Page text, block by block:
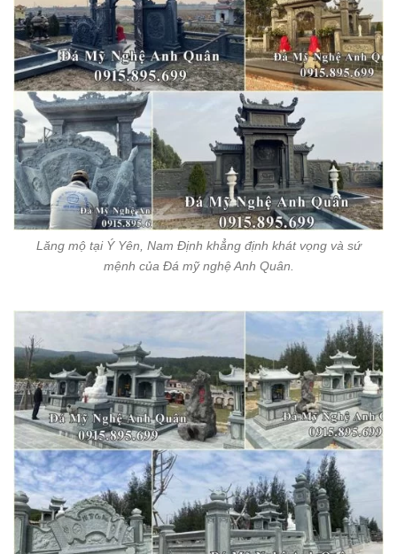
Lăng mộ tại Ý Yên, Nam Định khẳng định khát vọng và sứ
mệnh của Đá mỹ nghệ Anh Quân.